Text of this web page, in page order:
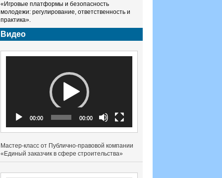
«Игровые платформы и безопасность
молодежи: регулирование, ответственность и
практика».
Видео
00:00 00:00
Мастер-класс от Публично-правовой компании
«Единый заказчик в сфере строительства»